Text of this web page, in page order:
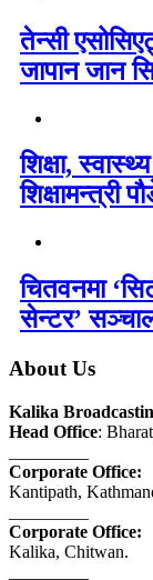
तेन्सी
जापान जान
शिक्षा,
शिक्षामन्त्री
चितवनमा
सेन्टर’
About Us
Kalika
Head Office:
Corporate Office:
Kantipath,
Corporate Office:
Kalika, Chitwan.